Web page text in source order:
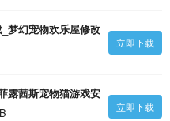
梦幻宠物欢乐屋修改
立即下载
露茜斯宠物猫游戏安
立即下载